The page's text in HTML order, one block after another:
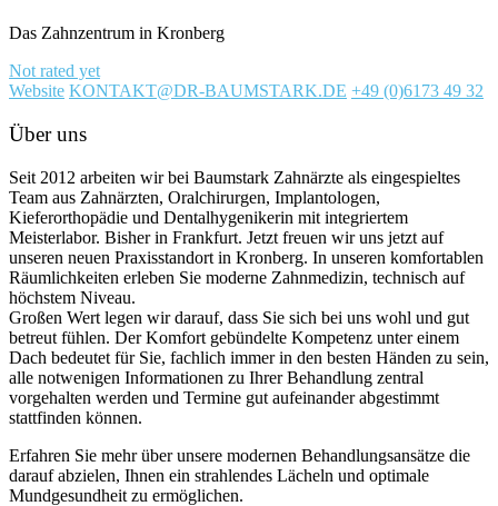
Das Zahnzentrum in Kronberg
Not rated yet
Website KONTAKT@DR-BAUMSTARK.DE +49 (0)6173 49 32
Über uns
Seit 2012 arbeiten wir bei Baumstark Zahnärzte als eingespieltes
Team aus Zahnärzten, Oralchirurgen, Implantologen,
Kieferorthopädie und Dentalhygenikerin mit integriertem
Meisterlabor. Bisher in Frankfurt. Jetzt freuen wir uns jetzt auf
unseren neuen Praxisstandort in Kronberg. In unseren komfortablen
Räumlichkeiten erleben Sie moderne Zahnmedizin, technisch auf
höchstem Niveau.
Großen Wert legen wir darauf, dass Sie sich bei uns wohl und gut
betreut fühlen. Der Komfort gebündelte Kompetenz unter einem
Dach bedeutet für Sie, fachlich immer in den besten Händen zu sein,
alle notwenigen Informationen zu Ihrer Behandlung zentral
vorgehalten werden und Termine gut aufeinander abgestimmt
stattfinden können.
Erfahren Sie mehr über unsere modernen Behandlungsansätze die
darauf abzielen, Ihnen ein strahlendes Lächeln und optimale
Mundgesundheit zu ermöglichen.